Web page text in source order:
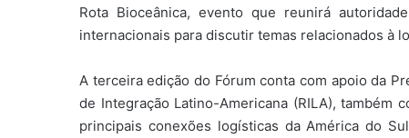
Rota Bioceânica, evento que reunirá
internacionais para discutir temas relacionados à
A terceira edição do Fórum conta com apoio da
de Integração Latino-Americana (RILA), também
principais conexões logísticas da América do